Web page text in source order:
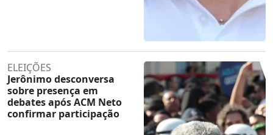
ELEIÇÕES
Jerônimo desconversa
sobre presença em
debates após ACM Neto
confirmar participação